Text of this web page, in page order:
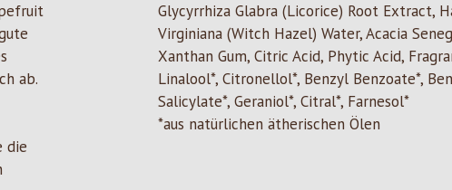
ab.
die
Glycyrrhiza Glabra (Licorice) Root Extract,
Virginiana (Witch Hazel) Water, Acacia
Xanthan Gum, Citric Acid, Phytic Acid,
Linalool*, Citronellol*, Benzyl Benzoate*,
Salicylate*, Geraniol*, Citral*, Farnesol*
*aus natürlichen ätherischen Ölen